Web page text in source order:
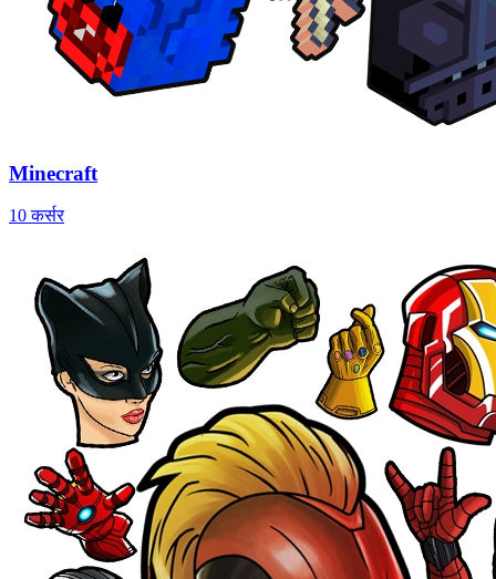
Minecraft
10 कर्सर